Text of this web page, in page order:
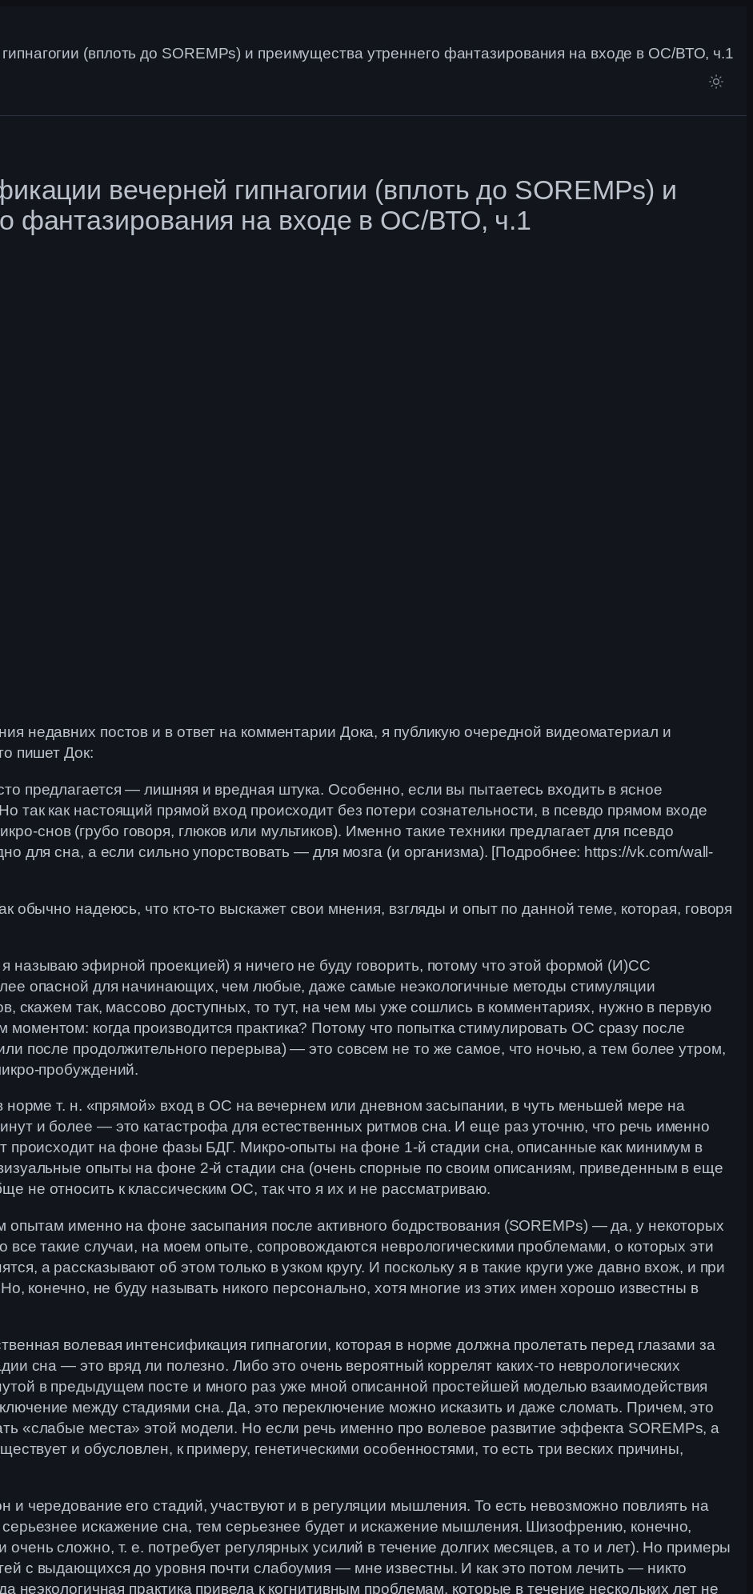
(вплоть до SOREMPs) и преимущества утреннего фантазирования на входе в ОС/ВТО, ч.1
вечерней гипнагогии (вплоть до SOREMPs) и
фантазирования на входе в ОС/ВТО, ч.1
недавних постов и в ответ на комментарии Дока, я публикую очередной видеоматериал и
пишет Док:
предлагается — лишняя и вредная штука. Особенно, если вы пытаетесь входить в ясное
так как настоящий прямой вход происходит без потери сознательности, в псевдо прямом входе
снов (грубо говоря, глюков или мультиков). Именно такие техники предлагает для псевдо
для сна, а если сильно упорствовать — для мозга (и организма). [Подробнее: https://vk.com/wall-
обычно надеюсь, что кто-то выскажет свои мнения, взгляды и опыт по данной теме, которая, говоря
называю эфирной проекцией) я ничего не буду говорить, потому что этой формой (И)СС
опасной для начинающих, чем любые, даже самые неэкологичные методы стимуляции
скажем так, массово доступных, то тут, на чем мы уже сошлись в комментариях, нужно в первую
когда производится практика? Потому что попытка стимулировать ОС сразу после
после продолжительного перерыва) — это совсем не то же самое, что ночью, а тем более утром,
пробуждений.
норме т. н. «прямой» вход в ОС на вечернем или дневном засыпании, в чуть меньшей мере на
и более — это катастрофа для естественных ритмов сна. И еще раз уточню, что речь именно
происходит на фоне фазы БДГ. Микро-опыты на фоне 1-й стадии сна, описанные как минимум в
опыты на фоне 2-й стадии сна (очень спорные по своим описаниям, приведенным в еще
не относить к классическим ОС, так что я их и не рассматриваю.
опытам именно на фоне засыпания после активного бодрствования (SOREMPs) — да, у некоторых
все такие случаи, на моем опыте, сопровождаются неврологическими проблемами, о которых эти
а рассказывают об этом только в узком кругу. И поскольку я в такие круги уже давно вхож, и при
конечно, не буду называть никого персонально, хотя многие из этих имен хорошо известны в
волевая интенсификация гипнагогии, которая в норме должна пролетать перед глазами за
сна — это вряд ли полезно. Либо это очень вероятный коррелят каких-то неврологических
в предыдущем посте и много раз уже мной описанной простейшей моделью взаимодействия
между стадиями сна. Да, это переключение можно исказить и даже сломать. Причем, это
«слабые места» этой модели. Но если речь именно про волевое развитие эффекта SOREMPs, а
и обусловлен, к примеру, генетическими особенностями, то есть три веских причины,
и чередование его стадий, участвуют и в регуляции мышления. То есть невозможно повлиять на
искажение сна, тем серьезнее будет и искажение мышления. Шизофрению, конечно,
сложно, т. е. потребует регулярных усилий в течение долгих месяцев, а то и лет). Но примеры
с выдающихся до уровня почти слабоумия — мне известны. И как это потом лечить — никто
неэкологичная практика привела к когнитивным проблемам, которые в течение нескольких лет не